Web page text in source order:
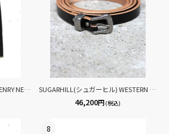
SUGARHILL(シュガーヒル) HENRY NECK LONG SLEEVE TEE 26330901(BLK) SUGARHILL(シュガーヒル) WESTERN BUCKLE BELT 26331005
46,200円(税込)
8